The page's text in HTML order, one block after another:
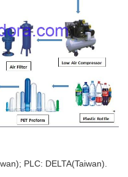
PLC: DELTA(Taiwan).